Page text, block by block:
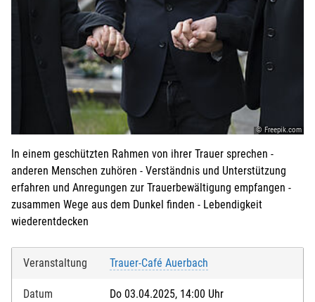
© Freepik.com
In einem geschützten Rahmen von ihrer Trauer sprechen -
anderen Menschen zuhören - Verständnis und Unterstützung
erfahren und Anregungen zur Trauerbewältigung empfangen -
zusammen Wege aus dem Dunkel finden - Lebendigkeit
wiederentdecken
Veranstaltung Trauer-Café Auerbach
Datum Do 03.04.2025, 14:00 Uhr